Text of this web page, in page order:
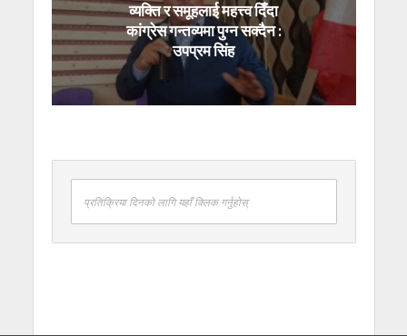
व्यक्ति र समूहलाई महत्त्व दिँदा
कांग्रेस गन्तव्यमा पुग्न सक्दैन :
उपप्रम सिंह
प्रतिक्रिया दिनको लागि यहाँ क्लिक गर्नुहोस्